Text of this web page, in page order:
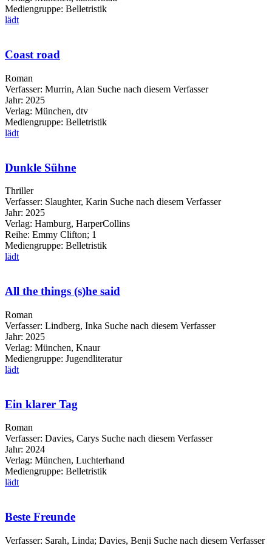
Mediengruppe: Belletristik
lädt
Coast road
Roman
Verfasser: Murrin, Alan Suche nach diesem Verfasser
Jahr: 2025
Verlag: München, dtv
Mediengruppe: Belletristik
lädt
Dunkle Sühne
Thriller
Verfasser: Slaughter, Karin Suche nach diesem Verfasser
Jahr: 2025
Verlag: Hamburg, HarperCollins
Reihe: Emmy Clifton; 1
Mediengruppe: Belletristik
lädt
All the things (s)he said
Roman
Verfasser: Lindberg, Inka Suche nach diesem Verfasser
Jahr: 2025
Verlag: München, Knaur
Mediengruppe: Jugendliteratur
lädt
Ein klarer Tag
Roman
Verfasser: Davies, Carys Suche nach diesem Verfasser
Jahr: 2024
Verlag: München, Luchterhand
Mediengruppe: Belletristik
lädt
Beste Freunde
Verfasser: Sarah, Linda; Davies, Benji Suche nach diesem Verfasser